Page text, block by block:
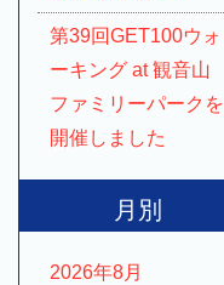
第39回GET100ウォ
ーキング at 観音山
ファミリーパークを
開催しました
月別
2026年8月